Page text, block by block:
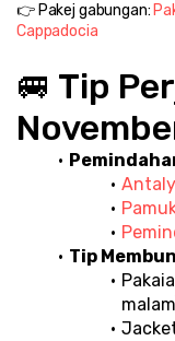
👉 Pakej gabungan:
Cappadocia
🚐 Tip
Tip